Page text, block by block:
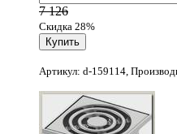
7 126
Скидка 28%
Артикул: d-159114,